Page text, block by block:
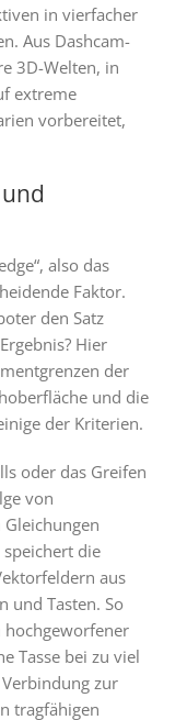
in vierfacher
Aus Dashcam-
3D-Welten, in
extreme
vorbereitet,
also das
Faktor.
den Satz
Hier
der
und die
der Kriterien.
oder das Greifen
von
die
aus
und Tasten. So
hochgeworfener
Tasse bei zu viel
zur
tragfähigen